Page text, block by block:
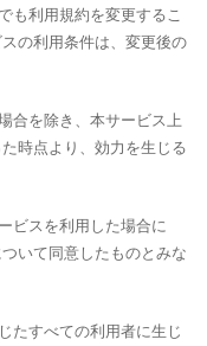
も利用規約を変更するこ
の利用条件は、変更後の
合を除き、本サービス上
時点より、効力を生じる
ビスを利用した場合に
いて同意したものとみな
たすべての利用者に生じ